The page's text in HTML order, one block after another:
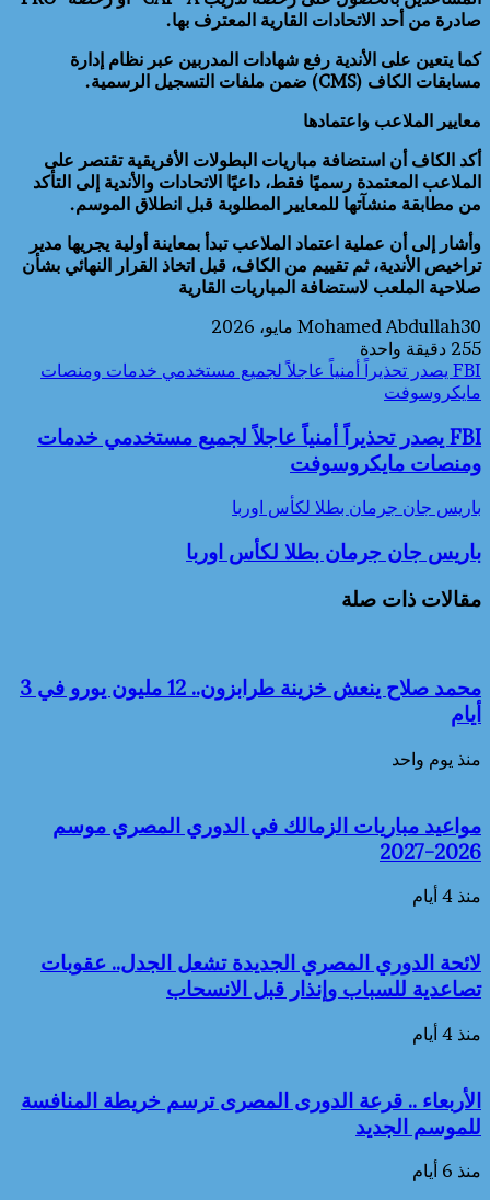
صادرة من أحد الاتحادات القارية المعترف بها.
كما يتعين على الأندية رفع شهادات المدربين عبر نظام إدارة
مسابقات الكاف (CMS) ضمن ملفات التسجيل الرسمية.
معايير الملاعب واعتمادها
أكد الكاف أن استضافة مباريات البطولات الأفريقية تقتصر على
الملاعب المعتمدة رسميًا فقط، داعيًا الاتحادات والأندية إلى التأكد
من مطابقة منشآتها للمعايير المطلوبة قبل انطلاق الموسم.
وأشار إلى أن عملية اعتماد الملاعب تبدأ بمعاينة أولية يجريها مدير
تراخيص الأندية، ثم تقييم من الكاف، قبل اتخاذ القرار النهائي بشأن
صلاحية الملعب لاستضافة المباريات القارية
Mohamed Abdullah30 مايو، 2026
255 دقيقة واحدة
FBI يصدر تحذيراً أمنياً عاجلاً لجميع مستخدمي خدمات ومنصات
مايكروسوفت
FBI يصدر تحذيراً أمنياً عاجلاً لجميع مستخدمي خدمات
ومنصات مايكروسوفت
باريس جان جرمان بطلا لكأس اوربا
باريس جان جرمان بطلا لكأس اوربا
مقالات ذات صلة
محمد صلاح ينعش خزينة طرابزون.. 12 مليون يورو في 3
أيام
منذ يوم واحد
مواعيد مباريات الزمالك في الدوري المصري موسم
2026-2027
منذ 4 أيام
لائحة الدوري المصري الجديدة تشعل الجدل.. عقوبات
تصاعدية للسباب وإنذار قبل الانسحاب
منذ 4 أيام
الأربعاء .. قرعة الدورى المصرى ترسم خريطة المنافسة
للموسم الجديد
منذ 6 أيام